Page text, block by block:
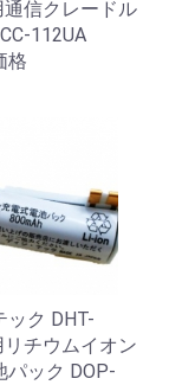
信クレードル
112UA
格
ック DHT-
チウムイオン
パック DOP-